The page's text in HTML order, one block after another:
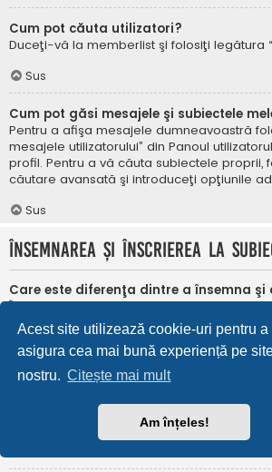
Acest site utilizează cookie-uri pentru a
asigura cea mai bună experiență pe
nostru. Citește mai mult
Am înțeles!
Cum pot căuta utilizatori?
Duceţi-vă la memberlist şi folosiţi legătura
Sus
Cum pot găsi mesajele şi subiectele
Pentru a afişa mesajele dumneavoastră
mesajele utilizatorului” din Panoul
profil. Pentru a vă căuta subiectele proprii,
căutare avansată şi introduceţi opţiunile
Sus
Însemnarea şi înscrierea la
Care este diferenţa dintre a însemna şi
În phpBB 3.0 însemnarea era foarte
însemnarea în browser-ul web. Nu eraţi
publicat un răspuns. În phpBB 3.1,
asemănătoarea înscrierii la un subiect.
subiect este actualizat. Înscriindu-vă, veţi
publicat un răspuns în subiectul sau în
notificare pentru însemnare și înscriere
Panoul utilizatorului, sub “Preferințe forum”.